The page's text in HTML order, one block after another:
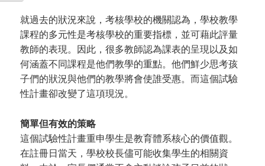
就過去的狀況來說，考核學校的機關認為，學校教學
課程的多元性是考核學校的重要指標，並可藉此評量
教師的表現。因此，很多教師認為課表的呈現以及如
何涵蓋不同課程是他們教學的重點。他們鮮少思考孩
子們的狀況與他們的教學將會使誰受惠。而這個試驗
性計畫卻改變了這項現況。
簡單但有效的策略
這個試驗性計畫重申學生是教育體系核心的價值觀。
在註冊日當天，學校校長儘可能收集學生的相關資